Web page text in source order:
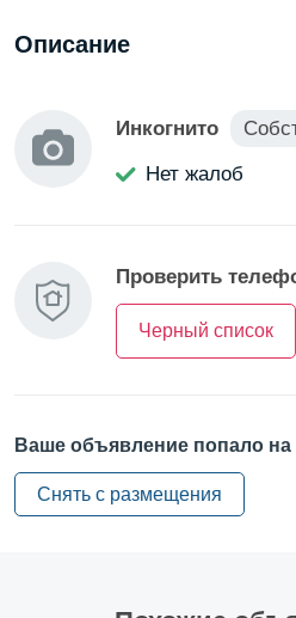
Описание
Инкогнито
Нет жалоб
Проверить
Черный список
Ваше объявление попало
Снять с размещения